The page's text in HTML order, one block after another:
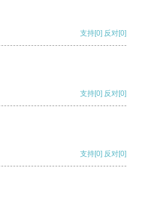
支持[0] 反对[0]
支持[0] 反对[0]
支持[0] 反对[0]